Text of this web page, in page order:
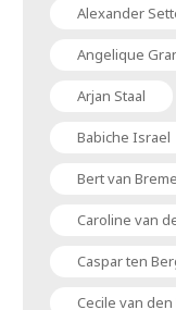
Alexander
Angelique
Arjan Staal
Babiche Israel
Bert van
Caroline van
Caspar ten
Cecile van